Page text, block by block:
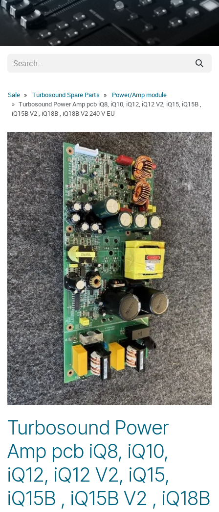
Sale Turbosound Spare Parts
Power/Amp module
Turbosound Power Amp pcb iQ8, iQ10, iQ12, iQ12 V2, iQ15, iQ15B ,
iQ15B V2 , iQ18B , iQ18B V2 240 V EU
Turbosound Power
Amp pcb iQ8, iQ10,
iQ12, iQ12 V2, iQ15,
iQ15B , iQ15B V2 , iQ18B